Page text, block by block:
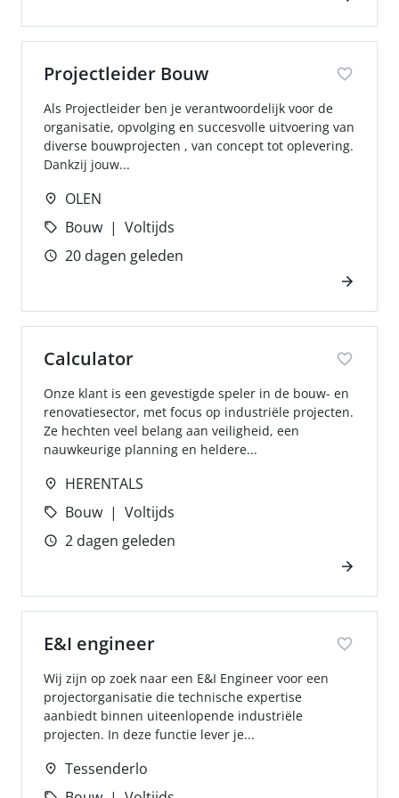
Projectleider Bouw
Als Projectleider ben je verantwoordelijk voor de
organisatie, opvolging en succesvolle uitvoering van
diverse bouwprojecten , van concept tot oplevering.
Dankzij jouw...
OLEN
Bouw
Voltijds
20 dagen geleden
Calculator
Onze klant is een gevestigde speler in de bouw- en
renovatiesector, met focus op industriële projecten.
Ze hechten veel belang aan veiligheid, een
nauwkeurige planning en heldere...
HERENTALS
Bouw
Voltijds
2 dagen geleden
E&I engineer
Wij zijn op zoek naar een E&I Engineer voor een
projectorganisatie die technische expertise
aanbiedt binnen uiteenlopende industriële
projecten. In deze functie lever je...
Tessenderlo